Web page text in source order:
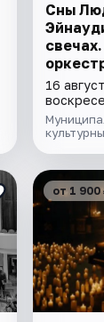
Сны
16
от 1 900